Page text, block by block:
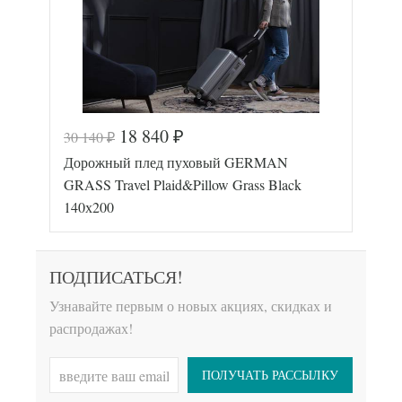
Код товара
577-730
Артикул
GG-94131
7
покрывала
Ткань
Лаке/
Производитель
Grass
30 140₽ 18 840 ₽
Дорожный плед пуховый GERMAN
GRASS Travel Plaid&Pillow Grass Black
140х200
ПОДПИСАТЬСЯ!
Узнавайте первым о новых акциях, скидках и
распродажах!
ПОЛУЧАТЬ РАССЫЛКУ